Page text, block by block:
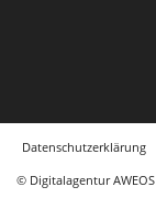
Datenschutzerklärung
© Digitalagentur AWEOS